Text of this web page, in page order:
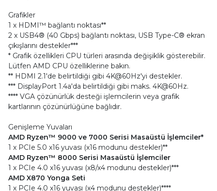
Grafikler
1 x HDMI™ bağlantı noktası**
2 x USB4® (40 Gbps) bağlantı noktası, USB Type-C® ekran
çıkışlarını destekler***
* Grafik özellikleri CPU türleri arasında değişiklik gösterebilir.
Lütfen AMD CPU özelliklerine bakın.
** HDMI 2.1'de belirtildiği gibi 4K@60Hz'yi destekler.
*** DisplayPort 1.4a'da belirtildiği gibi maks. 4K@60Hz.
**** VGA çözünürlük desteği işlemcilerin veya grafik
kartlarının çözünürlüğüne bağlıdır.
Genişleme Yuvaları
AMD Ryzen™ 9000 ve 7000 Serisi Masaüstü İşlemciler*
1 x PCIe 5.0 x16 yuvası (x16 modunu destekler)**
AMD Ryzen™ 8000 Serisi Masaüstü İşlemciler
1 x PCIe 4.0 x16 yuvası (x8/x4 modunu destekler)***
AMD X870 Yonga Seti
1 x PCIe 4.0 x16 yuvası (x4 modunu destekler)****